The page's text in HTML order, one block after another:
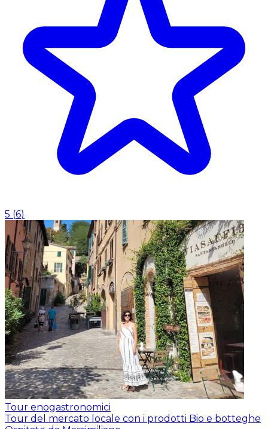
5 (6)
Tour enogastronomici
Tour del mercato locale con i prodotti Bio e botteghe